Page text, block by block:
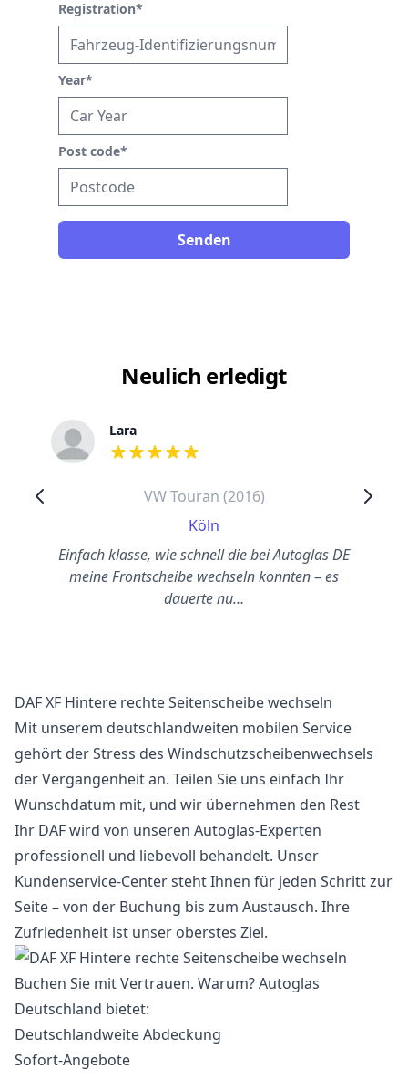
Registration*
Year*
Post code*
Senden
Neulich erledigt
Lara
out of 5 stars
VW Touran (2016)
Köln
Einfach klasse, wie schnell die bei Autoglas DE
meine Frontscheibe wechseln konnten – es
dauerte nu…
DAF XF Hintere rechte Seitenscheibe wechseln
Mit unserem deutschlandweiten mobilen Service
gehört der Stress des Windschutzscheibenwechsels
der Vergangenheit an. Teilen Sie uns einfach Ihr
Wunschdatum mit, und wir übernehmen den Rest
Ihr DAF wird von unseren Autoglas-Experten
professionell und liebevoll behandelt. Unser
Kundenservice-Center steht Ihnen für jeden Schritt zur
Seite – von der Buchung bis zum Austausch. Ihre
Zufriedenheit ist unser oberstes Ziel.
Buchen Sie mit Vertrauen. Warum? Autoglas
Deutschland bietet:
Deutschlandweite Abdeckung
Sofort-Angebote